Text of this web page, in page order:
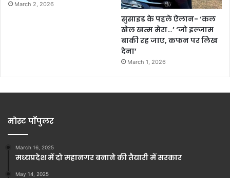
March 2, 2026
सुसाइड के पहले ऐलान- ‘कल
खेल खत्म मेरा…’ ‘जो इल्जाम
बाकी रह जाए, कफन पर लिख
देना’
March 1, 2026
मोस्ट पॉपुलर
March 16, 2025
मध्यप्रदेश में दो महानगर बनाने की तैयारी में सरकार
May 14, 2025